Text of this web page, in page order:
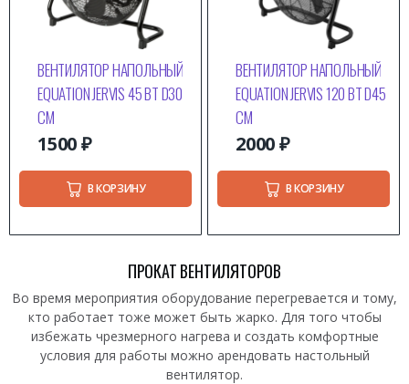
ВЕНТИЛЯТОР НАПОЛЬНЫЙ
EQUATION JERVIS 45 ВТ D30
СМ
1500₽
В КОРЗИНУ
ВЕНТИЛЯТОР НАПОЛЬНЫЙ
EQUATION JERVIS 120 ВТ D45
СМ
2000₽
В КОРЗИНУ
ПРОКАТ ВЕНТИЛЯТОРОВ
Во время мероприятия оборудование перегревается и тому,
кто работает тоже может быть жарко. Для того чтобы
избежать чрезмерного нагрева и создать комфортные
условия для работы можно арендовать настольный
вентилятор.